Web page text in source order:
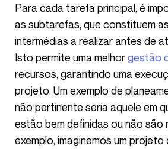
Para cada tarefa principal, é importante identificar
as subtarefas, que constituem
intermédias a realizar antes de
Isto permite uma melhorgestão
recursos, garantindo uma
projeto. Um exemplo de
não pertinente seria aquele em
estão bem definidas ou não são
exemplo, imaginemos um projeto